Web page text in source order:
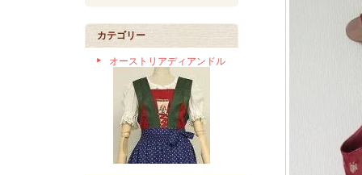
カテゴリー
オーストリアディアンドル